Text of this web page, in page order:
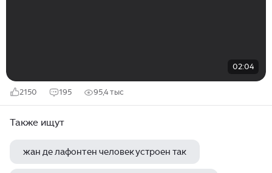
02:04
2150 195 95,4 тыс
Также ищут
жан де лафонтен человек устроен так